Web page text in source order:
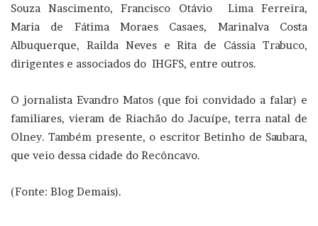
Souza Nascimento, Francisco Otávio Lima Ferreira,
Maria de Fátima Moraes Casaes, Marinalva Costa
Albuquerque, Railda Neves e Rita de Cássia Trabuco,
dirigentes e associados do IHGFS, entre outros.
O jornalista Evandro Matos (que foi convidado a falar) e
familiares, vieram de Riachão do Jacuípe, terra natal de
Olney. Também presente, o escritor Betinho de Saubara,
que veio dessa cidade do Recôncavo.
(Fonte: Blog Demais).